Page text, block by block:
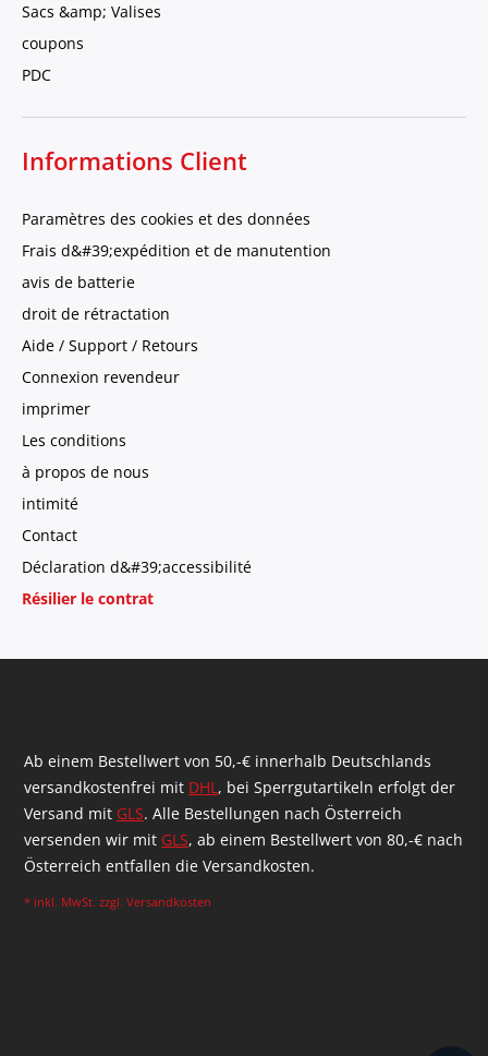
Sacs &amp; Valises
coupons
PDC
Informations Client
Paramètres des cookies et des données
Frais d&#39;expédition et de manutention
avis de batterie
droit de rétractation
Aide / Support / Retours
Connexion revendeur
imprimer
Les conditions
à propos de nous
intimité
Contact
Déclaration d&#39;accessibilité
Résilier le contrat
Ab einem Bestellwert von 50,-€ innerhalb Deutschlands
versandkostenfrei mit DHL, bei Sperrgutartikeln erfolgt der
Versand mit GLS. Alle Bestellungen nach Österreich
versenden wir mit GLS, ab einem Bestellwert von 80,-€ nach
Österreich entfallen die Versandkosten.
* inkl. MwSt. zzgl. Versandkosten